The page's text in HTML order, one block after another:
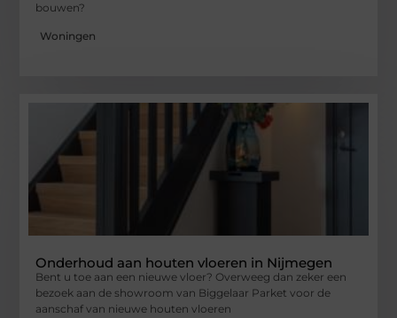
bouwen?
Woningen
Onderhoud aan houten vloeren in Nijmegen
Bent u toe aan een nieuwe vloer? Overweeg dan zeker een
bezoek aan de showroom van Biggelaar Parket voor de
aanschaf van nieuwe houten vloeren